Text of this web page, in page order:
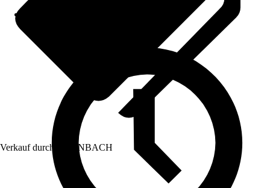
Verkauf durch: HORNBACH